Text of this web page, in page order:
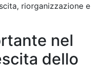
riorganizzazione e
nel
dello